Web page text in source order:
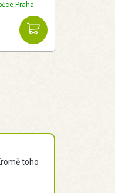
Praha.
toho